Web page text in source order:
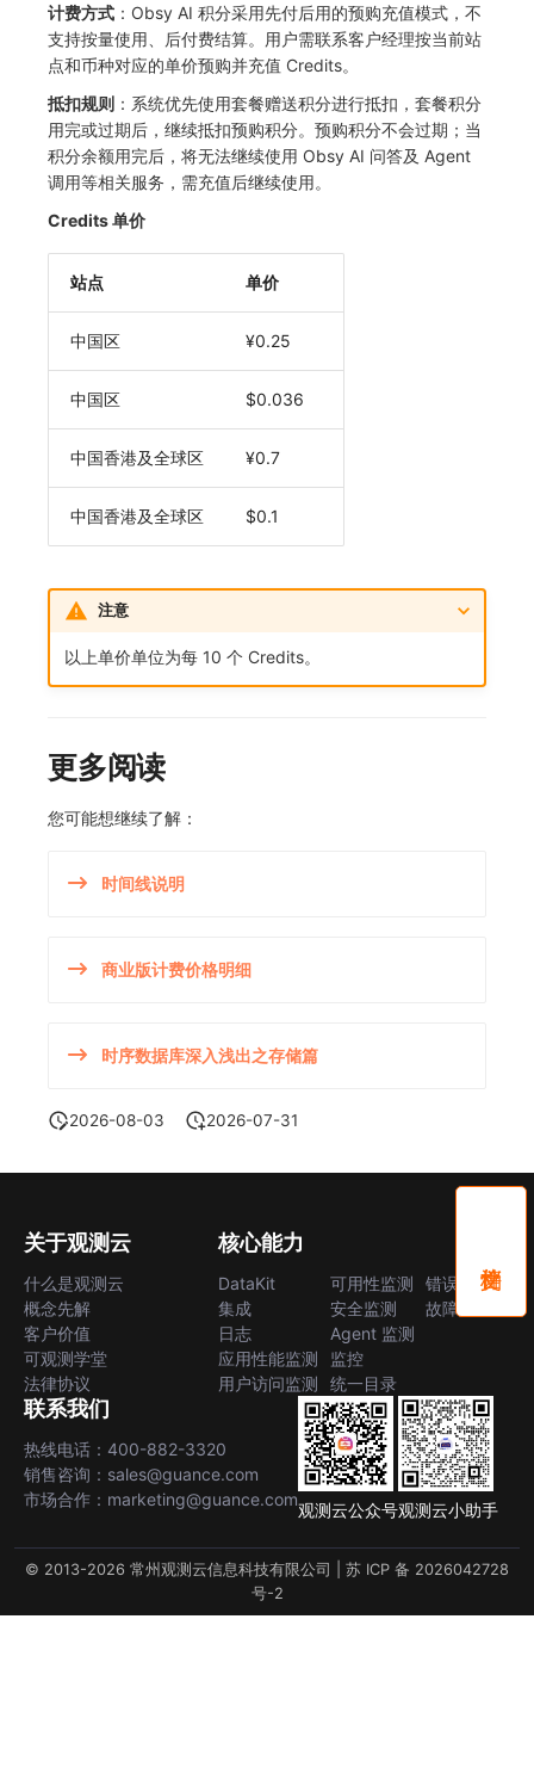
计费方式 ：Obsy AI 积分采用先付后用的预购充值模式，不
支持按量使用、后付费结算。用户需联系客户经理按当前站
点和币种对应的单价预购并充值 Credits。
抵扣规则 ：系统优先使用套餐赠送积分进行抵扣，套餐积分
用完或过期后，继续抵扣预购积分。预购积分不会过期；当
积分余额用完后，将无法继续使用 Obsy AI 问答及 Agent
调用等相关服务，需充值后继续使用。
Credits 单价
站点 单价
中国区 ¥0.25
中国区 $0.036
中国香港及全球区 ¥0.7
中国香港及全球区 $0.1
注意
以上单价单位为每 10 个 Credits。
更多阅读
您可能想继续了解：
时间线说明
商业版计费价格明细
时序数据库深入浅出之存储篇
2026-08-03 2026-07-31
关于观测云
什么是观测云
概念先解
客户价值
可观测学堂
法律协议
核心能力
DataKit
集成
日志
应用性能监测
用户访问监测
可用性监测
安全监测
Agent 监测
监控
统一目录
错误中心
故障中心
联系我们
热线电话：400-882-3320
销售咨询：sales@guance.com
市场合作：marketing@guance.com
观测云公众号观测云小助手
© 2013-2026 常州观测云信息科技有限公司 | 苏 ICP 备 2026042728
号-2